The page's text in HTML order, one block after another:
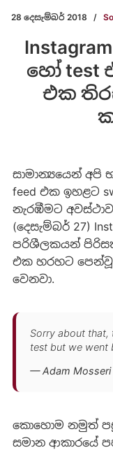
28 දෙසැම්බර් 2018 /
හෝ test
එක
සාමාන්‍යයෙන් අපි
feed එක ඉහළට
නැරඹීමට
(දෙසැම්බර් 27)
පරිශීලකයන් පිරිසක්
එක හරහට පෙන්වූ
වෙනවා.
Sorry about that,
test but we went
— Adam Mosseri
කොහොම නමුත්
සමාන ආකාරයේ